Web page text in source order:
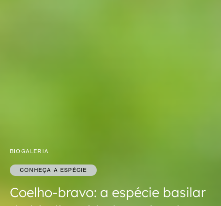
BIOGALERIA
CONHEÇA A ESPÉCIE
Coelho-bravo: a espécie basilar